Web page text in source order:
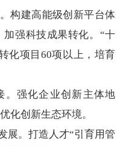
构建高能级创新平台体
强科技成果转化。“十
化项目60项以上，培育
。强化企业创新主体地
化创新生态环境。
展。打造人才“引育用管